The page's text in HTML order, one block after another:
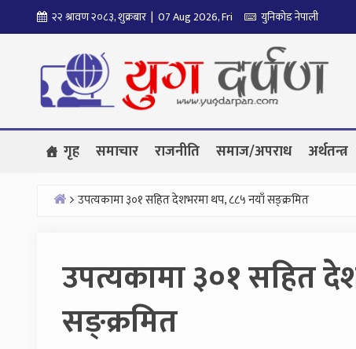
to
२२ श्रावण २०८३, शुक्रबार | 07 Aug 2026, Fri युनिकोड नेपाली
गृह समाचार राजनीति समाज/अपराध अर्थतन्त्र
उपत्यकामा ३०१ सहित देशभरमा थप, ८८५ नयाँ सङ्क्रमित
उपत्यकामा ३०१ सहित
सङ्क्रमित